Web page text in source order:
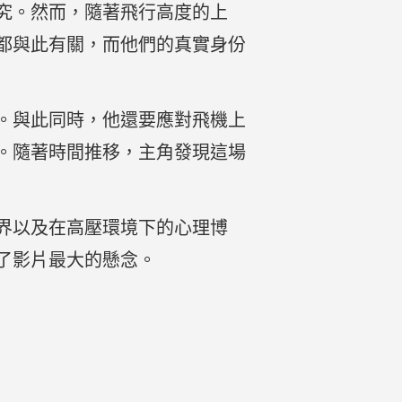
。然而，隨著飛行高度的上
與此有關，而他們的真實身份
與此同時，他還要應對飛機上
隨著時間推移，主角發現這場
以及在高壓環境下的心理博
影片最大的懸念。